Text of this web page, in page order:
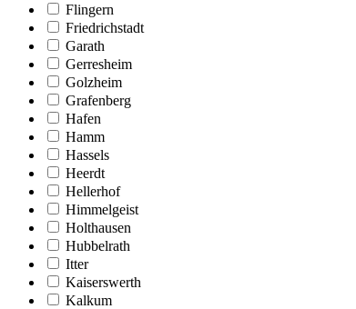
Flingern
Friedrichstadt
Garath
Gerresheim
Golzheim
Grafenberg
Hafen
Hamm
Hassels
Heerdt
Hellerhof
Himmelgeist
Holthausen
Hubbelrath
Itter
Kaiserswerth
Kalkum